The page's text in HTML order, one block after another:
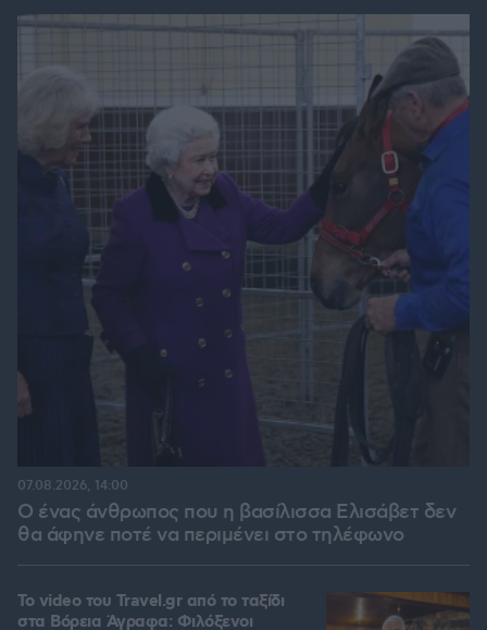
Ο ένας άνθρωπος που η βασίλισσα Ελισάβετ δεν
θα άφηνε ποτέ να περιμένει στο τηλέφωνο
07.08.2026, 14:00
To video του Travel.gr από το ταξίδι
στα Βόρεια Άγραφα: Φιλόξενοι